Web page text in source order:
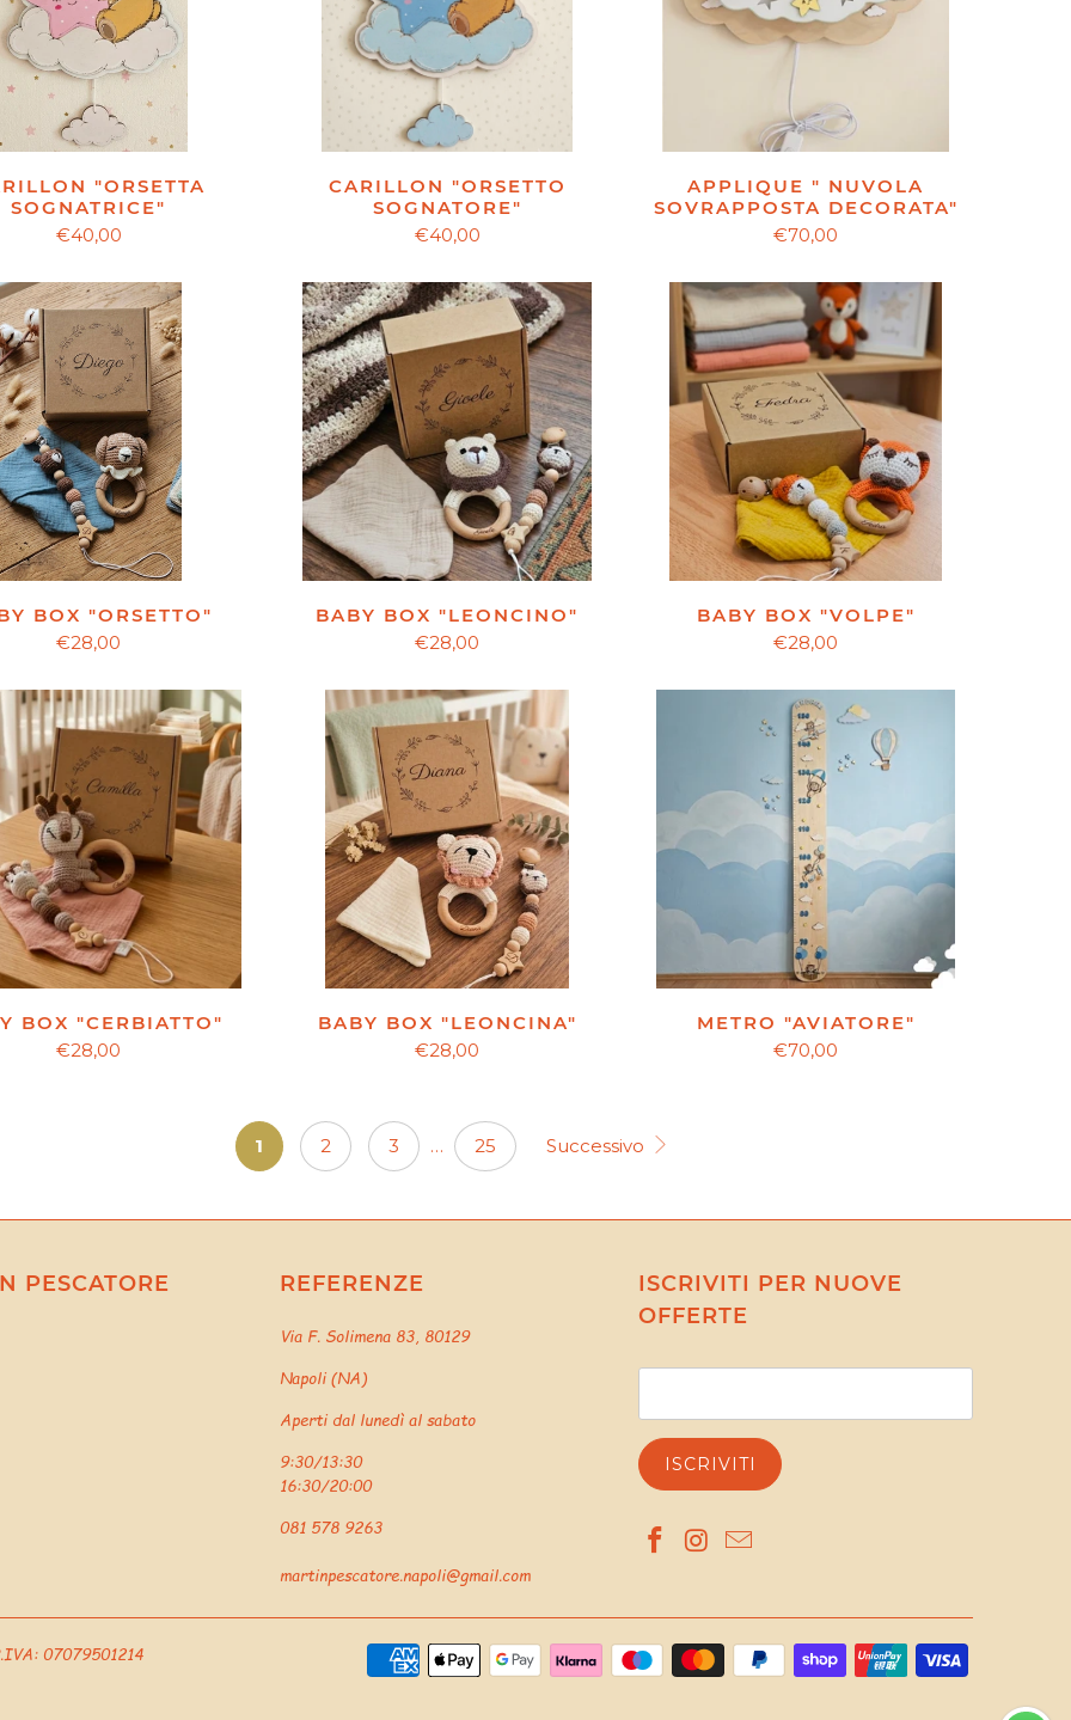
"ORSETTA
SOGNATRICE"
€40,00
CARILLON "ORSETTO
SOGNATORE"
€40,00
APPLIQUE " NUVOLA
SOVRAPPOSTA DECORATA"
€70,00
BOX "ORSETTO"
€28,00
BABY BOX "LEONCINO"
€28,00
BABY BOX "VOLPE"
€28,00
BOX "CERBIATTO"
€28,00
BABY BOX "LEONCINA"
€28,00
METRO "AVIATORE"
€70,00
1 2 3 … 25 Successivo
PESCATORE REFERENZE
Via F. Solimena 83, 80129
Napoli (NA)
Aperti dal lunedì al sabato
9:30/13:30
16:30/20:00
081 578 9263
martinpescatore.napoli@gmail.com
ISCRIVITI PER NUOVE
OFFERTE
07079501214